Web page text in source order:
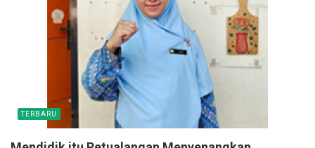
TERBARU